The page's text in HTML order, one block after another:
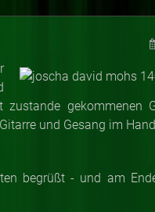
gekommenen
und Gesang im
begrüßt - und am